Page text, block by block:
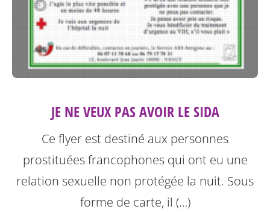
JE NE VEUX PAS AVOIR LE SIDA
Ce flyer est destiné aux personnes
prostituées francophones qui ont eu une
relation sexuelle non protégée la nuit. Sous
forme de carte, il (…)